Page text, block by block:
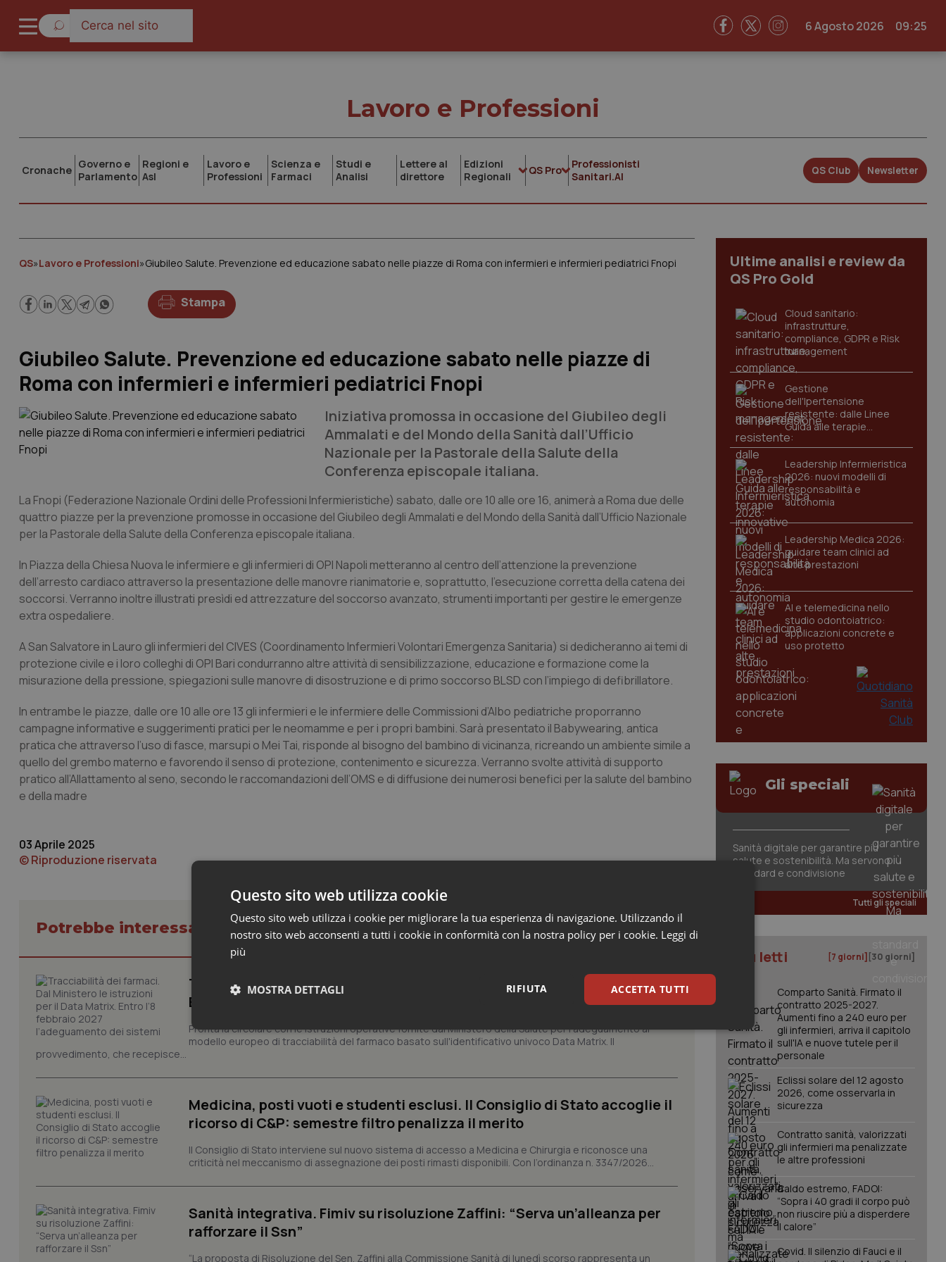
6 Agosto 2026 09:25
Lavoro e Professioni
Cronache Governo e
Parlamento
Regioni e
Asl
Lavoro e
Professioni
Scienza e
Farmaci
Studi e
Analisi
Lettere al
direttore
Edizioni
Regionali
QS Pro
Professionisti
Sanitari.AI
QS Club Newsletter
QS»Lavoro e Professioni»Giubileo Salute. Prevenzione ed educazione sabato nelle piazze di Roma con infermieri e infermieri pediatrici Fnopi
Stampa
Giubileo Salute. Prevenzione ed educazione sabato nelle piazze di
Roma con infermieri e infermieri pediatrici Fnopi
Iniziativa promossa in occasione del Giubileo degli
Ammalati e del Mondo della Sanità dall’Ufficio
Nazionale per la Pastorale della Salute della
Conferenza episcopale italiana.
La Fnopi (Federazione Nazionale Ordini delle Professioni Infermieristiche) sabato, dalle ore 10 alle ore 16, animerà a Roma due delle
quattro piazze per la prevenzione promosse in occasione del Giubileo degli Ammalati e del Mondo della Sanità dall’Ufficio Nazionale
per la Pastorale della Salute della Conferenza episcopale italiana.
In Piazza della Chiesa Nuova le infermiere e gli infermieri di OPI Napoli metteranno al centro dell’attenzione la prevenzione
dell’arresto cardiaco attraverso la presentazione delle manovre rianimatorie e, soprattutto, l’esecuzione corretta della catena dei
soccorsi. Verranno inoltre illustrati presìdi ed attrezzature del soccorso avanzato, strumenti importanti per gestire le emergenze
extra ospedaliere.
A San Salvatore in Lauro gli infermieri del CIVES (Coordinamento Infermieri Volontari Emergenza Sanitaria) si dedicheranno ai temi di
protezione civile e i loro colleghi di OPI Bari condurranno altre attività di sensibilizzazione, educazione e formazione come la
misurazione della pressione, spiegazioni sulle manovre di disostruzione e di primo soccorso BLSD con l’impiego di defibrillatore.
In entrambe le piazze, dalle ore 10 alle ore 13 gli infermieri e le infermiere delle Commissioni d’Albo pediatriche proporranno
campagne informative e suggerimenti pratici per le neomamme e per i propri bambini. Sarà presentato il Babywearing, antica
pratica che attraverso l’uso di fasce, marsupi o Mei Tai, risponde al bisogno del bambino di vicinanza, ricreando un ambiente simile a
quello del grembo materno e favorendo il senso di protezione, contenimento e sicurezza. Verranno svolte attività di supporto
pratico all’Allattamento al seno, secondo le raccomandazioni dell’OMS e di diffusione dei numerosi benefici per la salute del bambino
e della madre
03 Aprile 2025
© Riproduzione riservata
Potrebbe interessarti in Lavoro e Professioni
Tracciabilità dei farmaci. Dal Ministero le istruzioni per il Data Matrix.
Entro l’8 febbraio 2027 l’adeguamento dei sistemi
Pronta la circolare con le istruzioni operative fornite dal Ministero della Salute per l'adeguamento al
modello europeo di tracciabilità del farmaco basato sull'identificativo univoco Data Matrix. Il
provvedimento, che recepisce...
Medicina, posti vuoti e studenti esclusi. Il Consiglio di Stato accoglie il
ricorso di C&P: semestre filtro penalizza il merito
Il Consiglio di Stato interviene sul nuovo sistema di accesso a Medicina e Chirurgia e riconosce una
criticità nel meccanismo di assegnazione dei posti rimasti disponibili. Con l’ordinanza n. 3347/2026...
Sanità integrativa. Fimiv su risoluzione Zaffini: “Serva un’alleanza per
rafforzare il Ssn”
“La proposta di Risoluzione del Sen. Zaffini alla Commissione Sanità di lunedì scorso rappresenta un
Ultime analisi e review da
QS Pro Gold
Cloud sanitario:
infrastrutture,
compliance, GDPR e Risk
management
Gestione
dell'Ipertensione
resistente: dalle Linee
Guida alle terapie
innovative
Leadership Infermieristica
2026: nuovi modelli di
responsabilità e
autonomia
Leadership Medica 2026:
guidare team clinici ad
alte prestazioni
AI e telemedicina nello
studio odontoiatrico:
applicazioni concrete e
uso protetto
Gli speciali
Sanità digitale per garantire più
salute e sostenibilità. Ma servono
standard e condivisione
Tutti gli speciali
I più letti [7 giorni] [30 giorni]
Comparto Sanità. Firmato il
contratto 2025-2027.
Aumenti fino a 240 euro per
gli infermieri, arriva il capitolo
sull'IA e nuove tutele per il
personale
Eclissi solare del 12 agosto
2026, come osservarla in
sicurezza
Contratto sanità, valorizzati
gli infermieri ma penalizzate
le altre professioni
Caldo estremo, FADOI:
“Sopra i 40 gradi il corpo può
non riuscire più a disperdere
il calore”
Covid. Il silenzio di Fauci e il
Questo sito web utilizza cookie
Questo sito web utilizza i cookie per migliorare la tua esperienza di navigazione. Utilizzando il
nostro sito web acconsenti a tutti i cookie in conformità con la nostra policy per i cookie. Leggi di
più
ACCETTA TUTTI
RIFIUTA
MOSTRA DETTAGLI
Necessari Statistici Marketing
Necessari Statistici Marketing
I cookie necessari contribuiscono a rendere fruibile il sito web abilitandone funzionalità di base quali la navigazione sulle pagine
e l'accesso alle aree protette del sito. Il sito web non è in grado di funzionare correttamente senza questi cookie.
Nome
Fornitore/Dominio Scadenza
Descrizione
VISITOR_PRIVACY_METADATA
YouTube
.youtube.com
5 mesi 4
settimane
Questo cookie viene utilizzato per memorizzare le
scelte di consenso e privacy dell'utente per la loro
preferenze siano onorate nelle sessioni future.